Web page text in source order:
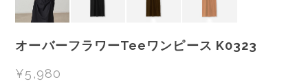
オーバーフラワーTeeワンピース K0323
¥5,980